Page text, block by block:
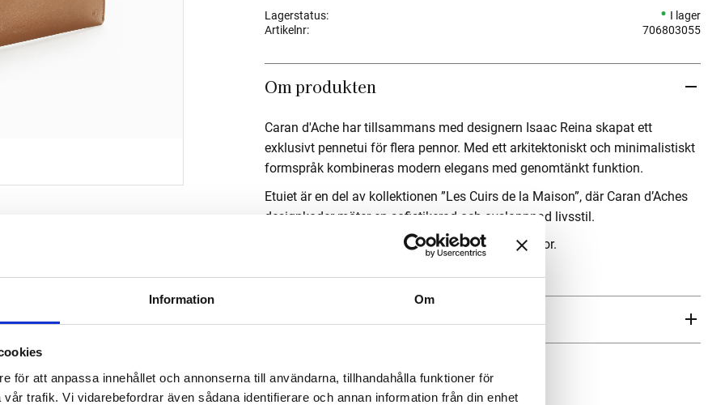
Information Om
för att anpassa innehållet och annonserna till användarna, tillhandahålla funktioner för
trafik. Vi vidarebefordrar även sådana identifierare och annan information från din enhet
Lagerstatus
I lager
Artikelnr
706803055
Om produkten
Caran d'Ache har tillsammans med designern Isaac Reina skapat ett
exklusivt pennetui för flera pennor. Med ett arkitektoniskt och minimalistiskt
formspråk kombineras modern elegans med genomtänkt funktion.
Etuiet är en del av kollektionen ”Les Cuirs de la Maison”, där Caran d’Aches
designkoder möter en sofistikerad och avslappnad livsstil.
Brunt etui med dragkedja som rymmer flera pennor.
Om tillverkaren